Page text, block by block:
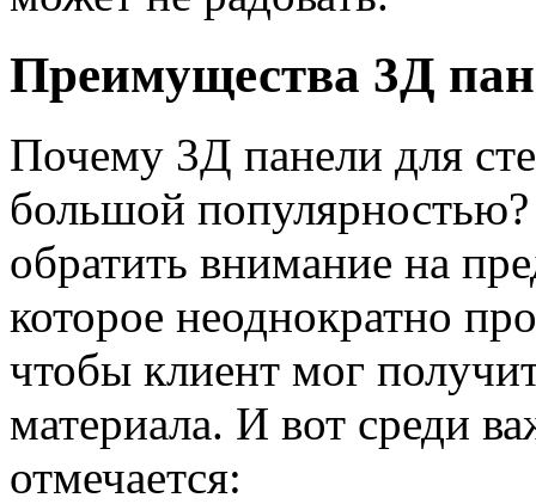
Преимущества 3Д
Почему 3Д панели для
большой
обратить внимание на
которое неоднократно
чтобы клиент мог
материала. И вот среди
отмечается: